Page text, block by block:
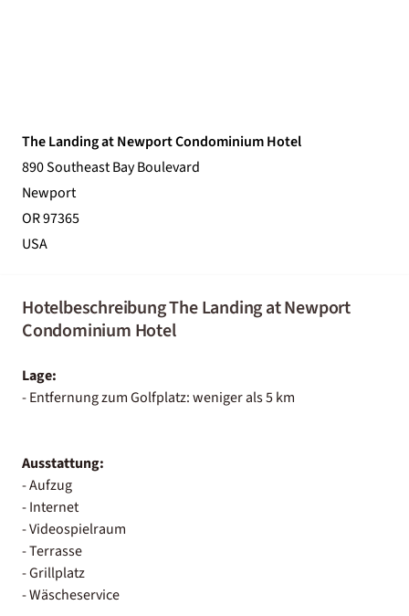
The Landing at Newport Condominium Hotel
890 Southeast Bay Boulevard
Newport
OR 97365
USA
Hotelbeschreibung The Landing at Newport
Condominium Hotel
Lage:
- Entfernung zum Golfplatz: weniger als 5 km
Ausstattung:
- Aufzug
- Internet
- Videospielraum
- Terrasse
- Grillplatz
- Wäscheservice